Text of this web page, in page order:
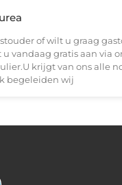
of wilt u graag
vandaag gratis aan via
krijgt van ons alle
begeleiden wij